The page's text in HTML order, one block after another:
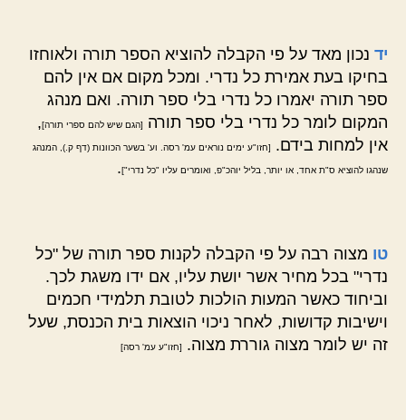
יד נכון מאד על פי הקבלה להוציא הספר תורה ולאוחזו
בחיקו בעת אמירת כל נדרי. ומכל מקום אם אין להם
ספר תורה יאמרו כל נדרי בלי ספר תורה. ואם מנהג
המקום לומר כל נדרי בלי ספר תורה
[הגם שיש להם ספרי תורה],
אין למחות בידם.
[חזו"ע ימים נוראים עמ' רסה. וע' בשער הכוונות (דף ק.), המנהג
שנהגו להוציא ס"ת אחד, או יותר, בליל יוהכ"פ, ואומרים עליו "כל נדרי"].
טו מצוה רבה על פי הקבלה לקנות ספר תורה של "כל
נדרי" בכל מחיר אשר יושת עליו, אם ידו משגת לכך.
וביחוד כאשר המעות הולכות לטובת תלמידי חכמים
וישיבות קדושות, לאחר ניכוי הוצאות בית הכנסת, שעל
זה יש לומר מצוה גוררת מצוה.
[חזו"ע עמ' רסה]